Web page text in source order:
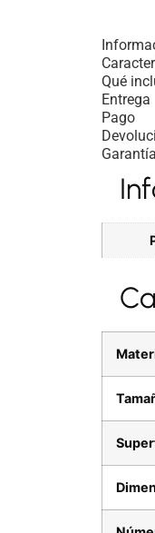
Qué
Entrega
Pago